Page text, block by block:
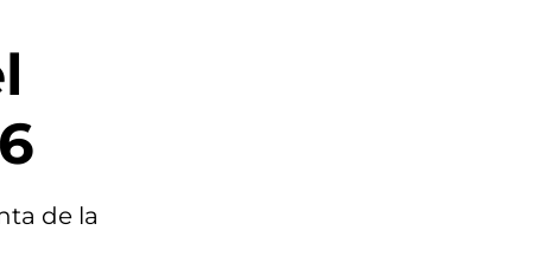
de la